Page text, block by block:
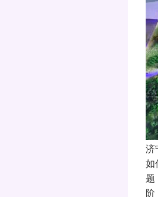
济
如
题
阶